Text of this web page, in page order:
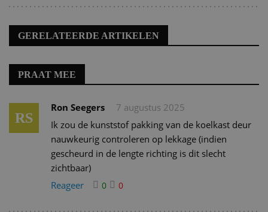
GERELATEERDE ARTIKELEN
PRAAT MEE
RS
Ron Seegers
7 augustus 2025
Ik zou de kunststof pakking van de koelkast deur
nauwkeurig controleren op lekkage (indien
gescheurd in de lengte richting is dit slecht
zichtbaar)
Reageer
0 0